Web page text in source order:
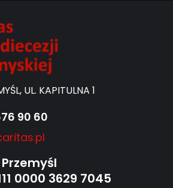
UL. KAPITULNA 1
90 60
Przemyśl
0000 3629 7045